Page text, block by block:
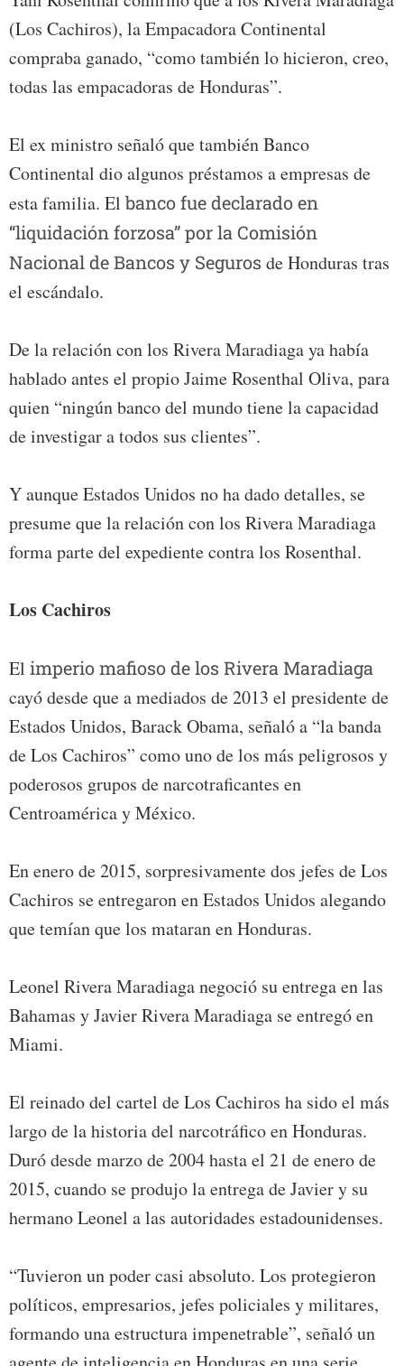
(Los Cachiros), la Empacadora Continental
compraba ganado, “como también lo hicieron, creo,
todas las empacadoras de Honduras”.
El ex ministro señaló que también Banco
Continental dio algunos préstamos a empresas de
esta familia. Elbanco fue declarado en
“liquidación forzosa” por la Comisión
Nacional de Bancos y Seguros de Honduras tras
el escándalo.
De la relación con los Rivera Maradiaga ya había
hablado antes el propio Jaime Rosenthal Oliva, para
quien “ningún banco del mundo tiene la capacidad
de investigar a todos sus clientes”.
Y aunque Estados Unidos no ha dado detalles, se
presume que la relación con los Rivera Maradiaga
forma parte del expediente contra los Rosenthal.
Los Cachiros
El imperio mafioso de los Rivera Maradiaga
cayó desde que a mediados de 2013 el presidente de
Estados Unidos, Barack Obama, señaló a “la banda
de Los Cachiros” como uno de los más peligrosos y
poderosos grupos de narcotraficantes en
Centroamérica y México.
En enero de 2015, sorpresivamente dos jefes de Los
Cachiros se entregaron en Estados Unidos alegando
que temían que los mataran en Honduras.
Leonel Rivera Maradiaga negoció su entrega en las
Bahamas y Javier Rivera Maradiaga se entregó en
Miami.
El reinado del cartel de Los Cachiros ha sido el más
largo de la historia del narcotráfico en Honduras.
Duró desde marzo de 2004 hasta el 21 de enero de
2015, cuando se produjo la entrega de Javier y su
hermano Leonel a las autoridades estadounidenses.
“Tuvieron un poder casi absoluto. Los protegieron
políticos, empresarios, jefes policiales y militares,
formando una estructura impenetrable”, señaló un